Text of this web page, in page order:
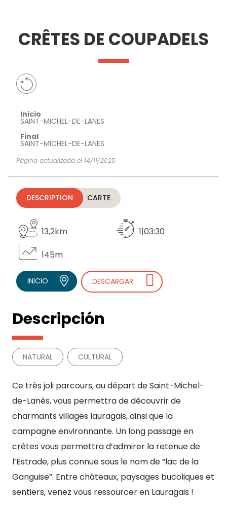
IMPRESCINDIBLES
HACER
INSPIRACIONES
CRÊTES DE COUPADELS
Inicio
SAINT-MICHEL-DE-LANES
Final
SAINT-MICHEL-DE-LANES
Página actualizada el 14/11/2025
DESCRIPTION CARTE
13,2km
1|03:30
145m
INICIO DESCARGAR
Descripción
NATURAL CULTURAL
Ce très joli parcours, au départ de Saint-Michel-
de-Lanès, vous permettra de découvrir de
charmants villages lauragais, ainsi que la
campagne environnante. Un long passage en
crêtes vous permettra d’admirer la retenue de
l’Estrade, plus connue sous le nom de “lac de la
Ganguise”. Entre châteaux, paysages bucoliques et
sentiers, venez vous ressourcer en Lauragais !